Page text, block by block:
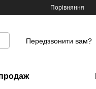
Порівняння
Передзвонити вам?